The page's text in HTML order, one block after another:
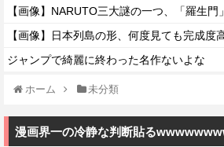
【画像】日本列島の形、何度見ても完成度
ジャンプで綺麗に終わった名作ないよな
ホーム 未分類
漫画界一の冷静な判断貼る